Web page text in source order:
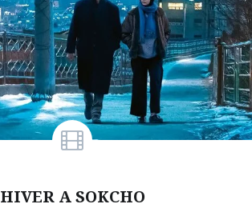
HIVER A SOKCHO